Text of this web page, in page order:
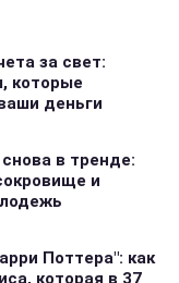
за свет:
которые
деньги
в тренде:
и
Поттера": как
которая в 37